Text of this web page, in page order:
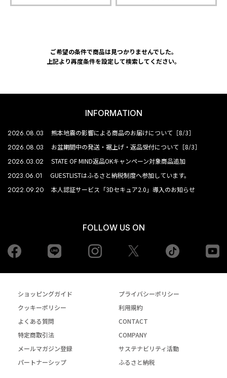
ご希望の条件で商品は見つかりませんでした。
上記より再度条件を設定して検索してください。
INFORMATION
2026.08.03 熊本地震の影響による商品のお届けについて［8/3］
2026.08.03 お盆期間中の発送・裾上げ・返品受付について［8/3］
2026.03.02 STATE OF MIND返品OKキャンペーン対象商品追加
2023.06.01 GUESTLISTはふるさと納税制度へ参加しています。
2022.09.20 本人認証サービス「3Dセキュア2.0」導入のお知らせ
FOLLOW US ON
Facebook Instagram tiktok
ショッピングガイド
プライバシーポリシー
クッキーポリシー
利用規約
よくある質問
CONTACT
特定商取引法
COMPANY
メールマガジン登録
サステナビリティ活動
パートナーシップ
ふるさと納税